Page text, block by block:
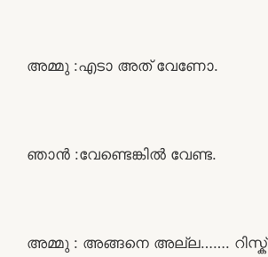
അമ്മു :എടാ അത് വേണോ.
ഞാൻ :വേണ്ടെങ്കിൽ വേണ്ട.
അമ്മു : അങ്ങനെ അല്ല…….